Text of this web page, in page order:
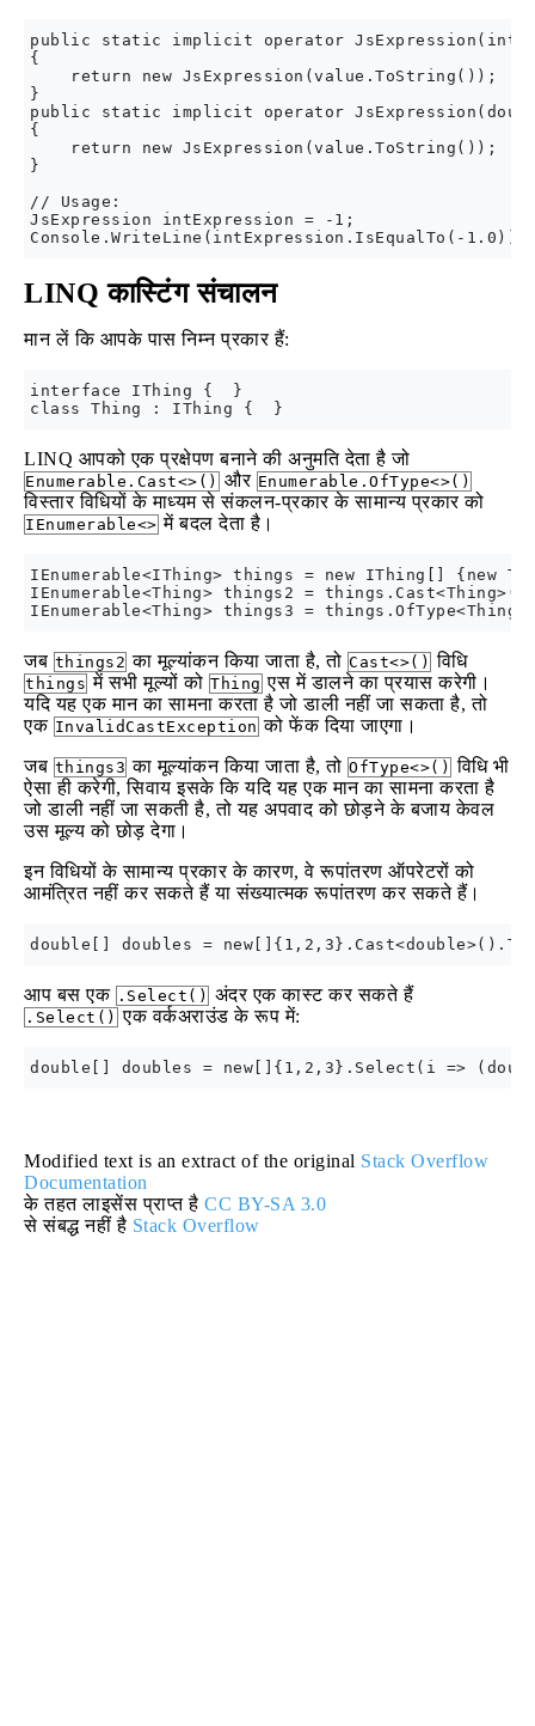
public static implicit operator JsExpression(int
{
    return new JsExpression(value.ToString());
}
public static implicit operator
{
    return new JsExpression(value.ToString());
}
// Usage:
JsExpression intExpression = -1;
LINQ कास्टिंग संचालन
मान लें कि आपके पास निम्न प्रकार हैं:
interface IThing {  }
LINQ आपको एक प्रक्षेपण बनाने की अनुमति देता है जो
Enumerable.Cast<>() और Enumerable.OfType<>()
विस्तार विधियों के माध्यम से संकलन-प्रकार के सामान्य प्रकार को
IEnumerable<> में बदल देता है।
IEnumerable<IThing> things = new IThing[] {new
IEnumerable<Thing> things2 =
जब things2 का मूल्यांकन किया जाता है, तो Cast<>() विधि
things में सभी मूल्यों को Thing एस में डालने का प्रयास करेगी।
यदि यह एक मान का सामना करता है जो डाली नहीं जा सकता है, तो
एक InvalidCastException को फेंक दिया जाएगा।
जब things3 का मूल्यांकन किया जाता है, तो OfType<>() विधि भी
ऐसा ही करेगी, सिवाय इसके कि यदि यह एक मान का सामना करता है
जो डाली नहीं जा सकती है, तो यह अपवाद को छोड़ने के बजाय केवल
उस मूल्य को छोड़ देगा।
इन विधियों के सामान्य प्रकार के कारण, वे रूपांतरण ऑपरेटरों को
आमंत्रित नहीं कर सकते हैं या संख्यात्मक रूपांतरण कर सकते हैं।
आप बस एक .Select() अंदर एक कास्ट कर सकते हैं
.Select() एक वर्कअराउंड के रूप में:
Modified text is an extract of the original Stack Overflow
Documentation
के तहत लाइसेंस प्राप्त है CC BY-SA 3.0
से संबद्ध नहीं है Stack Overflow